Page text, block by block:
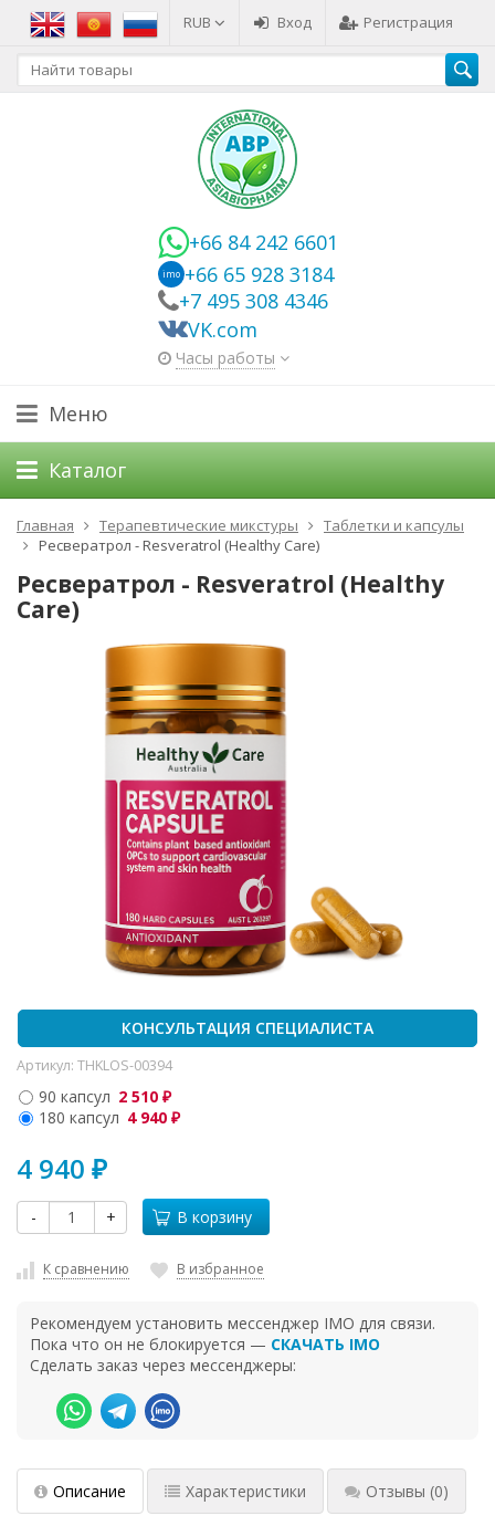
RUB Вход Регистрация
+66 84 242 6601
imo +66 65 928 3184
+7 495 308 4346
VK.com
Часы работы
Меню
Каталог
Главная Терапевтические микстуры
Таблетки и капсулы
Ресвератрол - Resveratrol (Healthy Care)
Ресвератрол - Resveratrol (Healthy
Care)
КОНСУЛЬТАЦИЯ СПЕЦИАЛИСТА
Артикул: THKLOS-00394
90 капсул 2 510 ₽
180 капсул 4 940 ₽
4 940 ₽
- + В корзину
К сравнению В избранное
Рекомендуем установить мессенджер IMO для связи.
Пока что он не блокируется — СКАЧАТЬ IMO
Сделать заказ через мессенджеры:
Описание Характеристики Отзывы (0)